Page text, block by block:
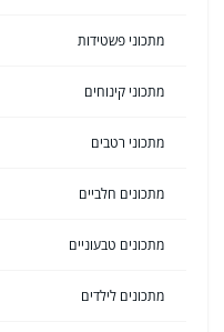
מתכוני פשטידות
מתכוני קינוחים
מתכוני רטבים
מתכונים חלביים
מתכונים טבעוניים
מתכונים לילדים